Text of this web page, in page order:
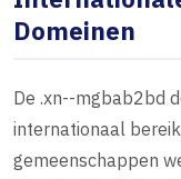
Domeinen
De .xn--mgbab2bd
internationaal
gemeenschappen